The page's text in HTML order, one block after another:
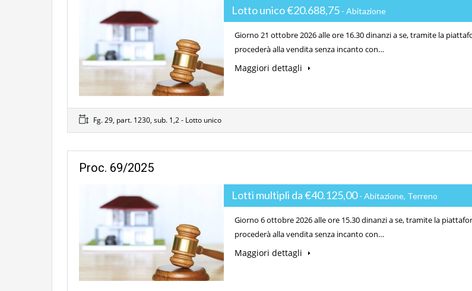
Lotto unico €20.688,75 - Abitazione
Giorno 21 ottobre 2026 alle ore 16.30 dinanzi a se, tramite la
procederà alla vendita senza incanto con…
Maggiori dettagli
Fg. 29, part. 1230, sub. 1,2 - Lotto unico
Proc. 69/2025
Lotti multipli da €40.125,00- Abitazione, Terreno
Giorno 6 ottobre 2026 alle ore 15.30 dinanzi a se, tramite la
procederà alla vendita senza incanto con…
Maggiori dettagli